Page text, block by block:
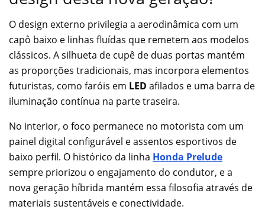
O design externo privilegia a aerodinâmica com um
capô baixo e linhas fluídas que remetem aos modelos
clássicos. A silhueta de cupê de duas portas mantém
as proporções tradicionais, mas incorpora elementos
futuristas, como faróis em LED afilados e uma barra de
iluminação contínua na parte traseira.
No interior, o foco permanece no motorista com um
painel digital configurável e assentos esportivos de
baixo perfil. O histórico da linha Honda Prelude
sempre priorizou o engajamento do condutor, e a
nova geração híbrida mantém essa filosofia através de
materiais sustentáveis e conectividade.